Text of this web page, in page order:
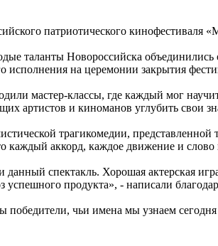
патриотического кинофестиваля
таланты Новороссийска
на церемонии закрытия
мастер-классы, где каждый мог
артистов и киноманов углубить свои
трагикомедии,
аккорд, каждое движение и слово
спектакль. Хорошая актерская
продукта», - написали
чьи имена мы узнаем